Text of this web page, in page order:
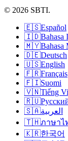
© 2026 SBTI.
🇪🇸Español
🇮🇩Bahasa
🇲🇾Bahasa
🇩🇪Deutsch
🇺🇸English
🇫🇷Français
🇫🇮Suomi
🇻🇳Tiếng
🇷🇺
🇸🇦العربية
🇹🇭ภาษาไ
🇰🇷한국어